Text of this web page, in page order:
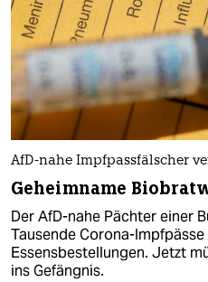
AfD-nahe Impfpassfälscher
Geheimname
Der AfD-nahe Pächter einer
Tausende Corona-
Essensbestellungen. Jetzt
ins Gefängnis.